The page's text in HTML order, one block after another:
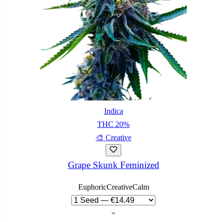
Indica
THC 20%
🎨 Creative
Grape Skunk Feminized
EuphoricCreativeCalm